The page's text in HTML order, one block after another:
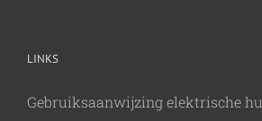
LINKS
Gebruiksaanwijzing elektrische